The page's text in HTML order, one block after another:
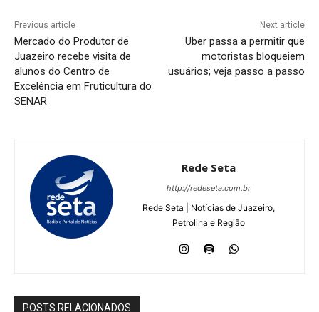
Previous article
Mercado do Produtor de
Juazeiro recebe visita de
alunos do Centro de
Excelência em Fruticultura do
SENAR
Next article
Uber passa a permitir que
motoristas bloqueiem
usuários; veja passo a passo
Rede Seta
http://redeseta.com.br
Rede Seta | Notícias de Juazeiro,
Petrolina e Região
POSTS RELACIONADOS